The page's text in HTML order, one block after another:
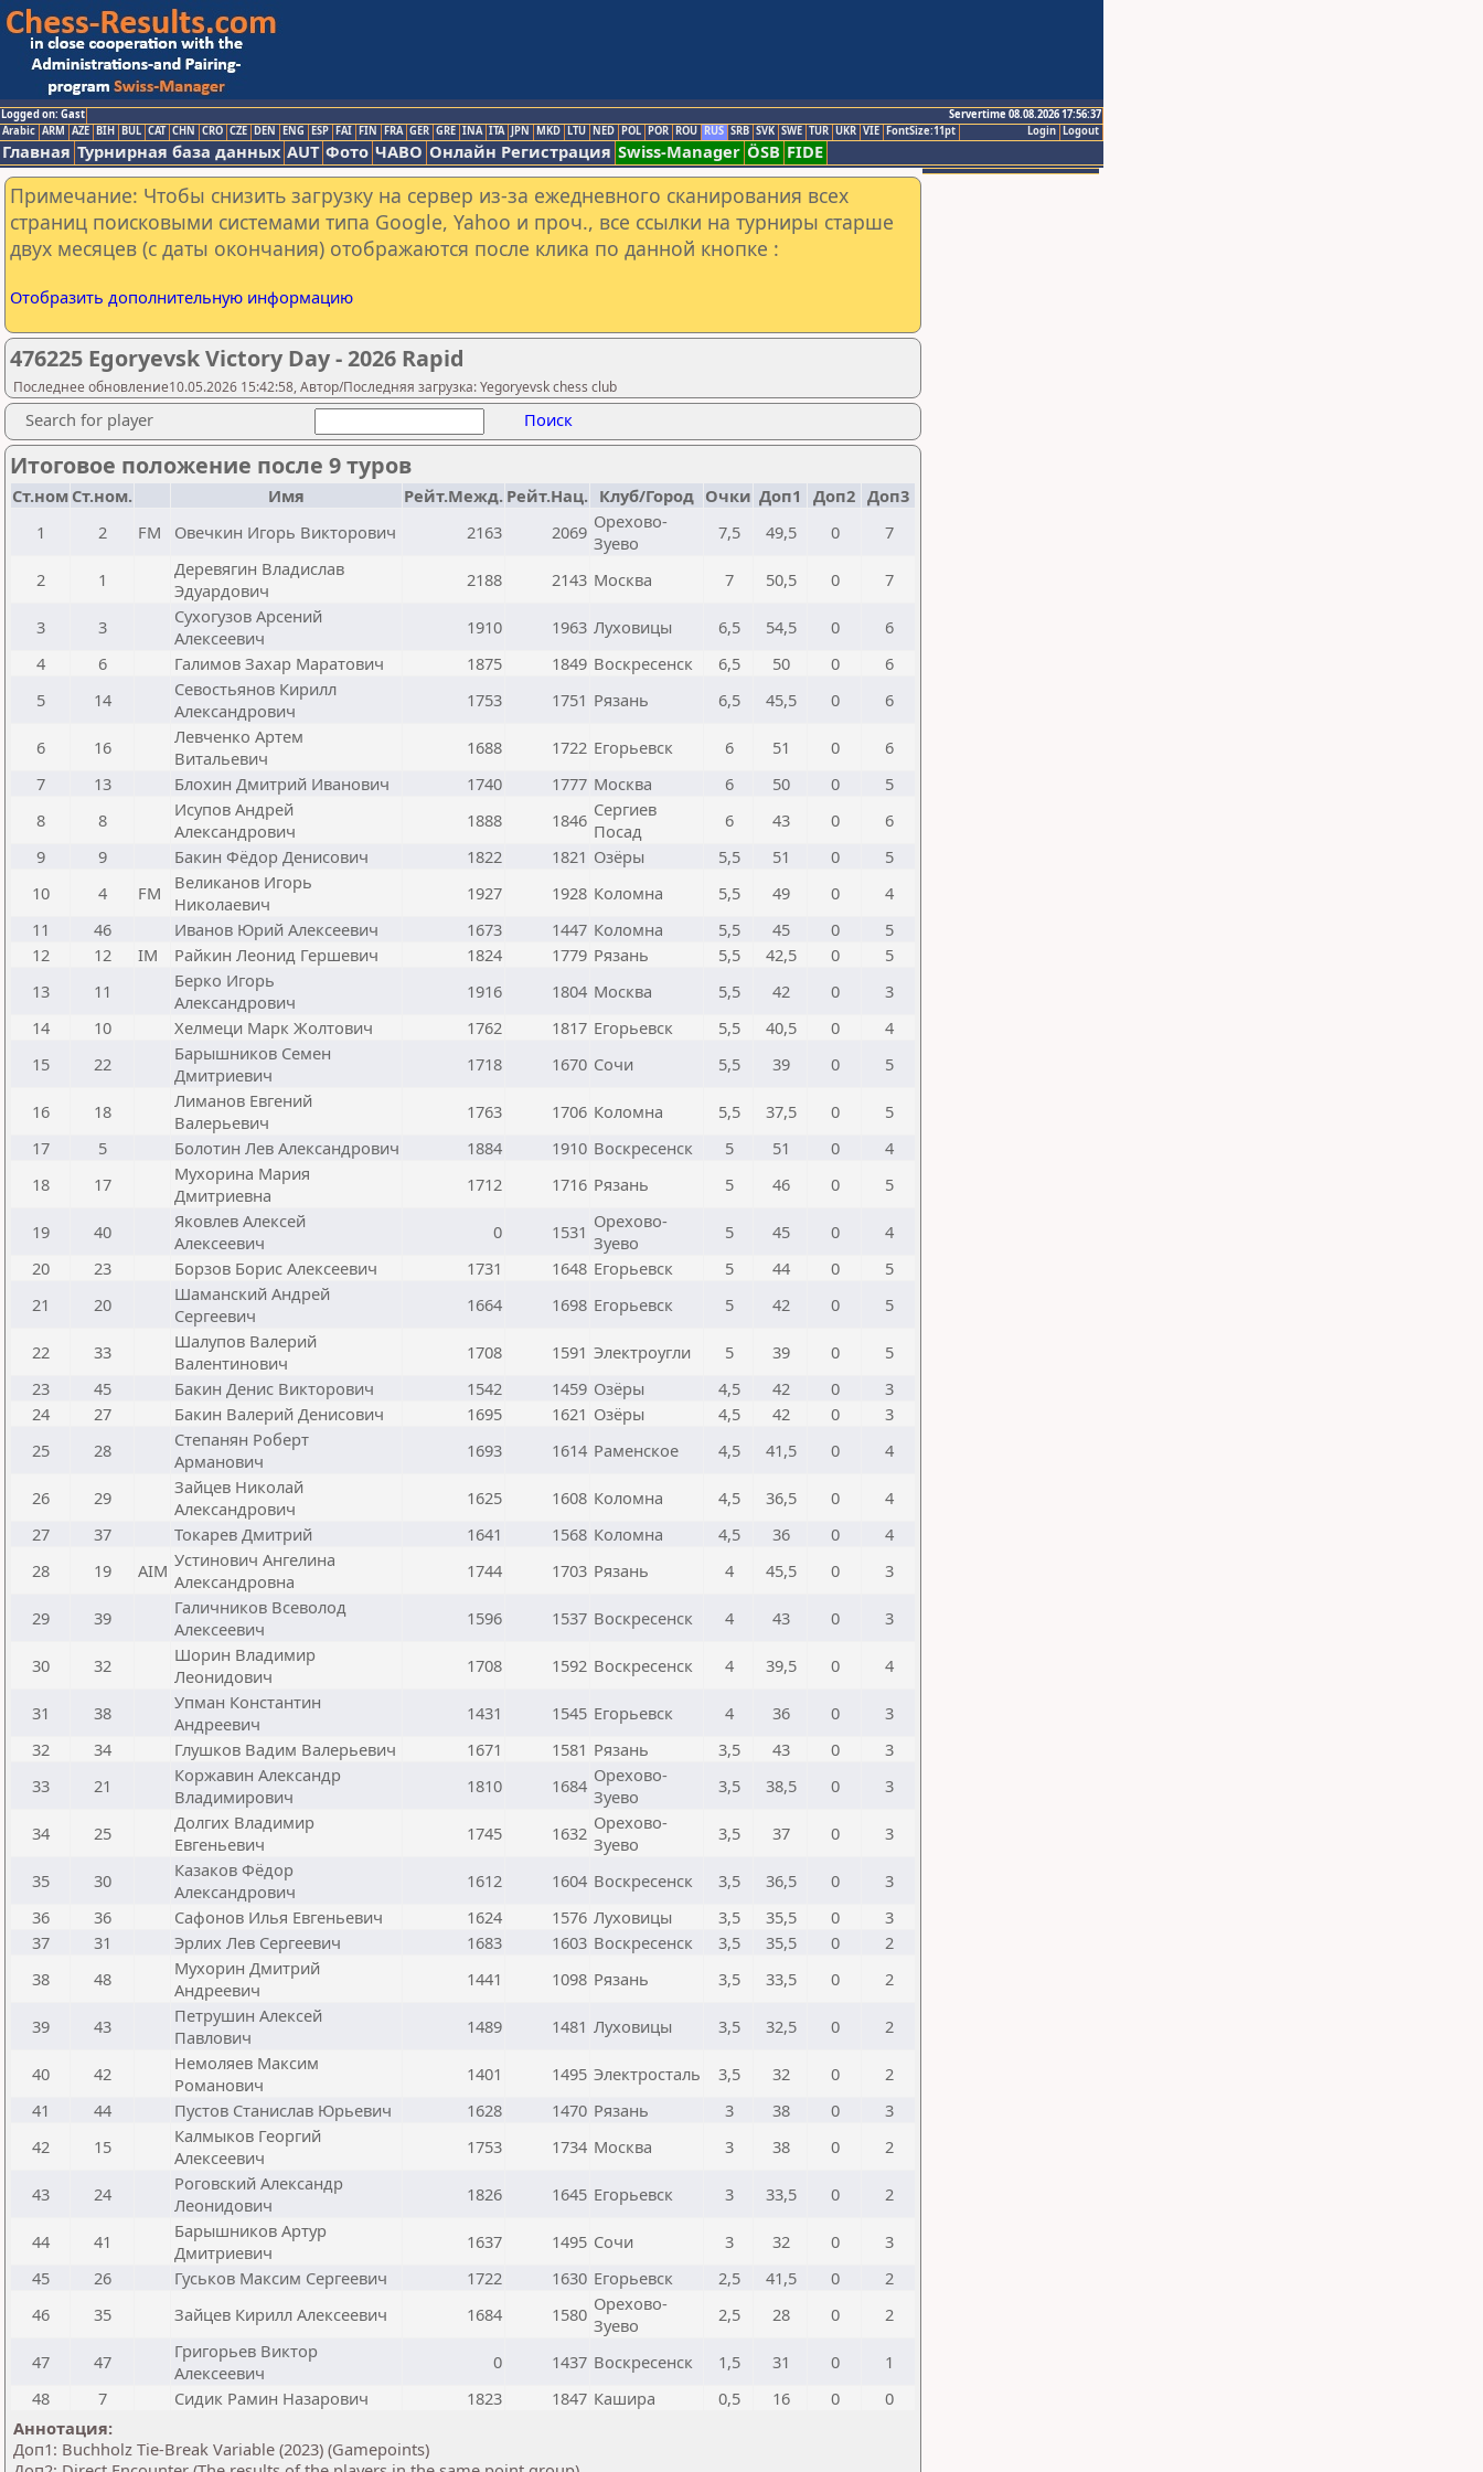
Logged on: Gast
Servertime 08.08.2026 17:56:37
Logout
Login
Arabic ARM AZE BIH BUL CAT CHN CRO CZE DEN ENG ESP FAI FIN FRA GER GRE INA ITA JPN MKD LTU NED POL POR ROU RUS SRB SVK SWE TUR UKR VIE FontSize:11pt
Главная Турнирная база данных AUT Фото ЧАВО Онлайн Регистрация Swiss-Manager ÖSB FIDE
Примечание: Чтобы снизить загрузку на сервер из-за ежедневного сканирования всех
страниц поисковыми системами типа Google, Yahoo и проч., все ссылки на турниры старше
двух месяцев (с даты окончания) отображаются после клика по данной кнопке :
Отобразить дополнительную информацию
476225 Egoryevsk Victory Day - 2026 Rapid
Последнее обновление10.05.2026 15:42:58, Автор/Последняя загрузка: Yegoryevsk chess club
Search for player Поиск
Итоговое положение после 9 туров
Ст.ном Ст.ном. Имя Рейт.Межд. Рейт.Нац. Клуб/Город Очки Доп1 Доп2 Доп3
1
2 FM Овечкин Игорь Викторович 2163 2069 Орехово-
Зуево
7,5 49,5 0 7
2 1
Деревягин Владислав
Эдуардович
2188 2143 Москва 7 50,5 0 7
3 3
Сухогузов Арсений
Алексеевич
1910 1963 Луховицы 6,5 54,5 0
6
4
6 Галимов Захар Маратович 1875 1849 Воскресенск 6,5 50 0
6
5
14
Севостьянов Кирилл
Александрович
1753 1751 Рязань 6,5 45,5 0 6
6 16
Левченко Артем
Витальевич
1688 1722 Егорьевск 6 51 0
6
7
13 Блохин Дмитрий Иванович 1740 1777 Москва 6 50 0
5
8
8
Исупов Андрей
Александрович
1888 1846 Сергиев
Посад
6 43 0
6
9
9 Бакин Фёдор Денисович 1822 1821 Озёры 5,5 51 0
5
10
4 FM
Великанов Игорь
Николаевич
1927 1928 Коломна 5,5 49 0
4
11
46 Иванов Юрий Алексеевич 1673 1447 Коломна 5,5 45 0
5
12
12 IM Райкин Леонид Гершевич 1824 1779 Рязань 5,5 42,5 0
5
13
11
Берко Игорь
Александрович
1916 1804 Москва 5,5 42 0
3
14
10 Хелмеци Марк Жолтович 1762 1817 Егорьевск 5,5 40,5 0
4
15
22
Барышников Семен
Дмитриевич
1718 1670 Сочи 5,5 39 0 5
16 18
Лиманов Евгений
Валерьевич
1763 1706 Коломна 5,5 37,5 0
5
17
5 Болотин Лев Александрович 1884 1910 Воскресенск 5 51 0
4
18
17
Мухорина Мария
Дмитриевна
1712 1716 Рязань 5 46 0 5
19 40
Яковлев Алексей
Алексеевич
0 1531 Орехово-
Зуево
5 45 0
4
20
23 Борзов Борис Алексеевич 1731 1648 Егорьевск 5 44 0
5
21
20
Шаманский Андрей
Сергеевич
1664 1698 Егорьевск 5 42 0 5
22 33
Шалупов Валерий
Валентинович
1708 1591 Электроугли 5 39 0
5
23
45 Бакин Денис Викторович 1542 1459 Озёры 4,5 42 0
3
24
27 Бакин Валерий Денисович 1695 1621 Озёры 4,5 42 0
3
25
28
Степанян Роберт
Арманович
1693 1614 Раменское 4,5 41,5 0 4
26 29
Зайцев Николай
Александрович
1625 1608 Коломна 4,5 36,5 0
4
27
37 Токарев Дмитрий 1641 1568 Коломна 4,5 36 0
4
28
19 AIM Устинович Ангелина
Александровна
1744 1703 Рязань 4 45,5 0 3
29 39
Галичников Всеволод
Алексеевич
1596 1537 Воскресенск 4 43 0 3
30 32
Шорин Владимир
Леонидович
1708 1592 Воскресенск 4 39,5 0 4
31 38
Упман Константин
Андреевич
1431 1545 Егорьевск 4 36 0
3
32
34 Глушков Вадим Валерьевич 1671 1581 Рязань 3,5 43 0
3
33
21
Коржавин Александр
Владимирович
1810 1684 Орехово-
Зуево
3,5 38,5 0 3
34 25
Долгих Владимир
Евгеньевич
1745 1632 Орехово-
Зуево
3,5 37 0 3
35 30
Казаков Фёдор
Александрович
1612 1604 Воскресенск 3,5 36,5 0
3
36
36 Сафонов Илья Евгеньевич 1624 1576 Луховицы 3,5 35,5 0
3
37
31 Эрлих Лев Сергеевич 1683 1603 Воскресенск 3,5 35,5 0
2
38
48
Мухорин Дмитрий
Андреевич
1441 1098 Рязань 3,5 33,5 0 2
39 43
Петрушин Алексей
Павлович
1489 1481 Луховицы 3,5 32,5 0 2
40 42
Немоляев Максим
Романович
1401 1495 Электросталь 3,5 32 0
2
41
44 Пустов Станислав Юрьевич 1628 1470 Рязань 3 38 0
3
42
15
Калмыков Георгий
Алексеевич
1753 1734 Москва 3 38 0 2
43 24
Роговский Александр
Леонидович
1826 1645 Егорьевск 3 33,5 0 2
44 41
Барышников Артур
Дмитриевич
1637 1495 Сочи 3 32 0
3
45
26 Гуськов Максим Сергеевич 1722 1630 Егорьевск 2,5 41,5 0
2
46
35 Зайцев Кирилл Алексеевич 1684 1580 Орехово-
Зуево
2,5 28 0 2
47 47
Григорьев Виктор
Алексеевич
0 1437 Воскресенск 1,5 31 0
1
48
7 Сидик Рамин Назарович 1823 1847 Кашира 0,5 16 0
0
Аннотация:
Доп1: Buchholz Tie-Break Variable (2023) (Gamepoints)